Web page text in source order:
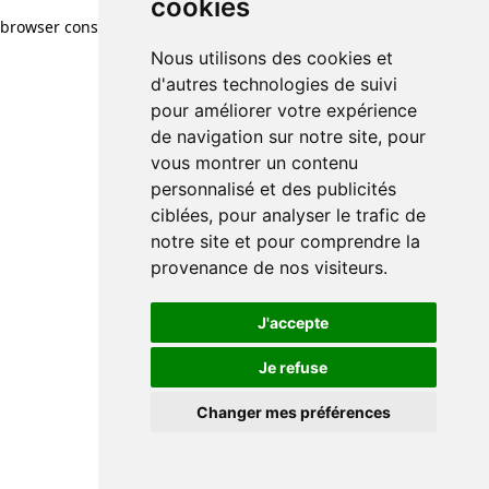
cookies
Nous utilisons des cookies et
d'autres technologies de suivi
pour améliorer votre expérience
de navigation sur notre site, pour
vous montrer un contenu
personnalisé et des publicités
ciblées, pour analyser le trafic de
notre site et pour comprendre la
provenance de nos visiteurs.
J'accepte
Je refuse
Changer mes préférences
browser console for more information)